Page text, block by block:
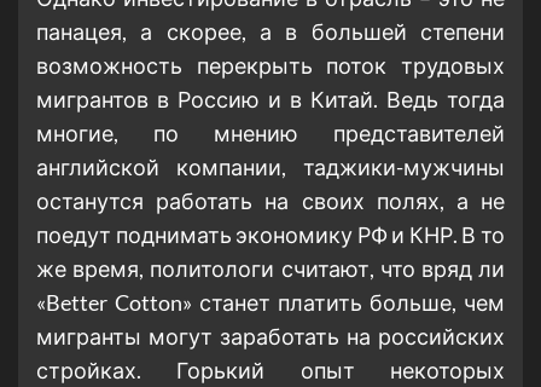
панацея, а скорее, а в большей степени
возможность перекрыть поток трудовых
мигрантов в Россию и в Китай. Ведь тогда
многие, по мнению представителей
английской компании, таджики-мужчины
останутся работать на своих полях, а не
поедут поднимать экономику РФ и КНР. В то
же время, политологи считают, что вряд ли
«Better Cotton» станет платить больше, чем
мигранты могут заработать на российских
стройках. Горький опыт некоторых